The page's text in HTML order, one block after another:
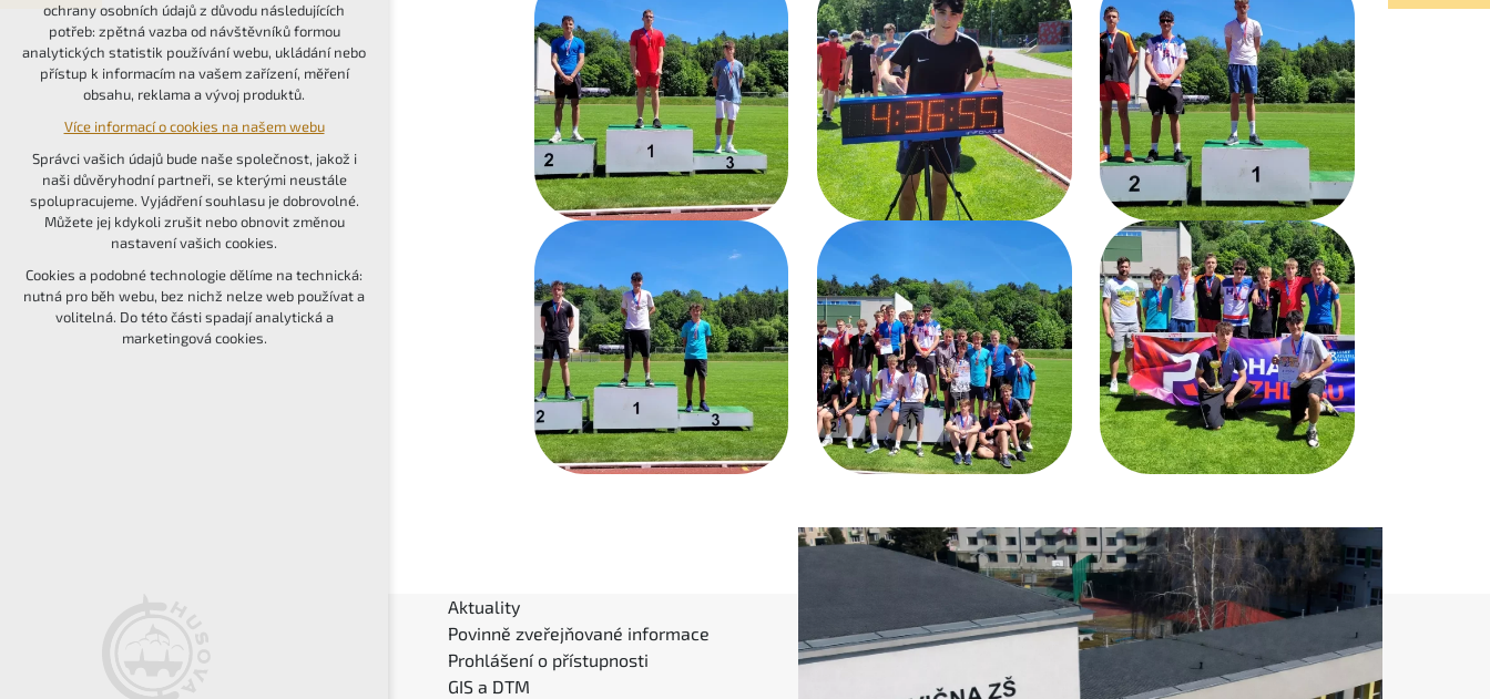
Aktuality
Povinně zveřejňované informace
Prohlášení o přístupnosti
GIS a DTM
nutná pro provozování webu
udržení kontextu stránek (session): případná
přihlášení, volby jazyka, apod.
Volitelná cookies
analytická pro anonymizované vyhodnocení
návštěvnosti
marketingová cookies (Google, Seznam,
Facebook)
Více informací o cookies na našem webu
PŘIJMOUT VŠECHNY COOKIES
ODMÍTNOUT VOLITELNÁ
ochrany osobních údajů z důvodu následujících
potřeb: zpětná vazba od návštěvníků formou
analytických statistik používání webu, ukládání nebo
přístup k informacím na vašem zařízení, měření
obsahu, reklama a vývoj produktů.
Více informací o cookies na našem webu
Správci vašich údajů bude naše společnost, jakož i
naši důvěryhodní partneři, se kterými neustále
spolupracujeme. Vyjádření souhlasu je dobrovolné.
Můžete jej kdykoli zrušit nebo obnovit změnou
nastavení vašich cookies.
Cookies a podobné technologie dělíme na technická:
nutná pro běh webu, bez nichž nelze web používat a
volitelná. Do této části spadají analytická a
marketingová cookies.